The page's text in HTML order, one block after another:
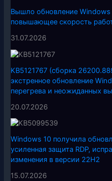
Вышло обновление Windows
повышающее скорость
31.07.2026
KB5121767 (сборка
экстренное обновление
перегрева и неожиданных
20.07.2026
Windows 10 получила
усиленная защита RDP,
изменения в версии 22H2
15.07.2026